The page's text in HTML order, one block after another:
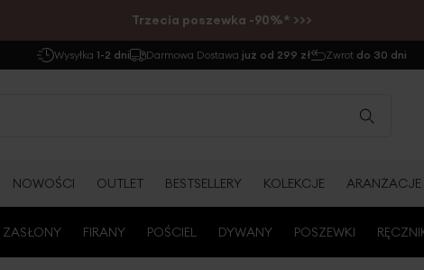
Trzecia poszewka -90%* >>>
Wysyłka 1-2 dni Darmowa Dostawa już od 299 zł Zwrot do 30 dni
NOWOŚCI OUTLET BESTSELLERY KOLEKCJE ARANŻACJE
ZASŁONY FIRANY POŚCIEL DYWANY POSZEWKI